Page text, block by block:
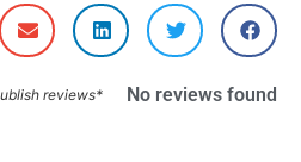
No reviews found
*Guests cannot publish reviews